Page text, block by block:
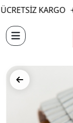
KARGO